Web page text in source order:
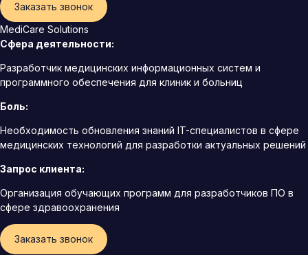
Заказать звонок
MediCare Solutions
Сфера деятельности:
Разработчик медицинских информационных систем и
программного обеспечения для клиник и больниц
Боль:
Необходимость обновления знаний IT-специалистов в сфере
медицинских технологий для разработки актуальных решений
Запрос клиента:
Организация обучающих программ для разработчиков ПО в
сфере здравоохранения
Заказать звонок